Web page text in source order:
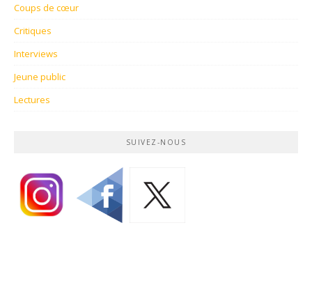
Coups de cœur
Critiques
Interviews
Jeune public
Lectures
SUIVEZ-NOUS